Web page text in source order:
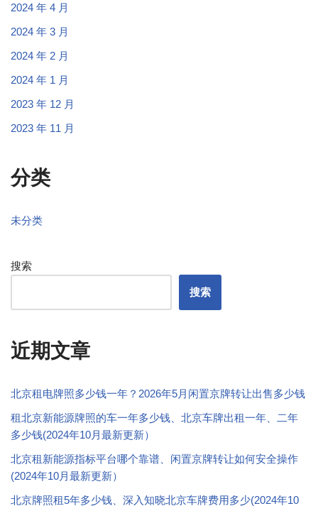
2024 年 4 月
2024 年 3 月
2024 年 2 月
2024 年 1 月
2023 年 12 月
2023 年 11 月
分类
未分类
搜索
搜索
近期文章
北京租电牌照多少钱一年？2026年5月闲置京牌转让出售多少钱
租北京新能源牌照的车一年多少钱、北京车牌出租一年、二年
多少钱(2024年10月最新更新）
北京租新能源指标平台哪个靠谱、闲置京牌转让如何安全操作
(2024年10月最新更新）
北京牌照租5年多少钱、深入知晓北京车牌费用多少(2024年10